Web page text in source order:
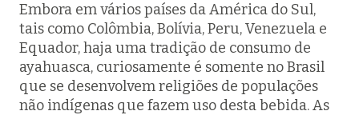
Embora em vários países da América do Sul,
tais como Colômbia, Bolívia, Peru, Venezuela e
Equador, haja uma tradição de consumo de
ayahuasca, curiosamente é somente no Brasil
que se desenvolvem religiões de populações
não indígenas que fazem uso desta bebida. As